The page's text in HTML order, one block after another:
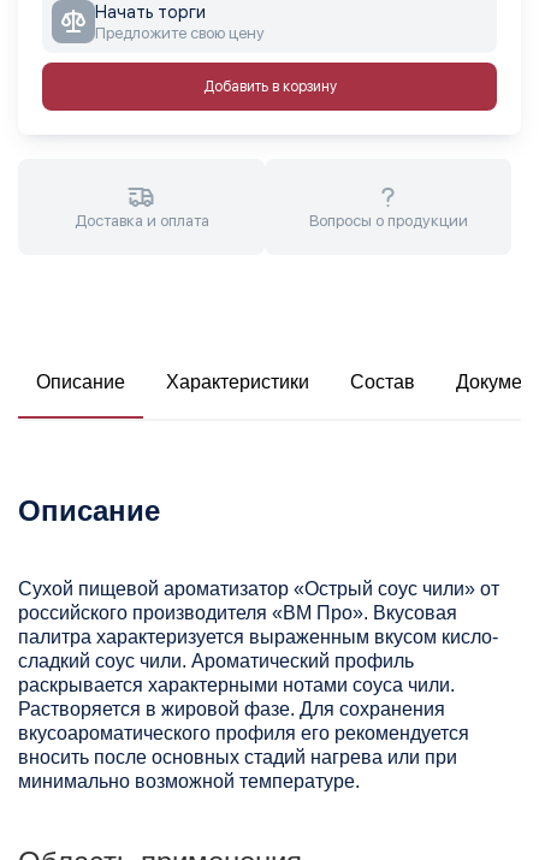
Начать торги
Предложите свою цену
Добавить в корзину
Доставка и оплата Вопросы о продукции
Описание Характеристики Состав
Описание
Сухой пищевой ароматизатор «Острый соус чили» от
российского производителя «ВМ Про». Вкусовая
палитра характеризуется выраженным вкусом кисло-
сладкий соус чили. Ароматический профиль
раскрывается характерными нотами соуса чили.
Растворяется в жировой фазе. Для сохранения
вкусоароматического профиля его рекомендуется
вносить после основных стадий нагрева или при
минимально возможной температуре.